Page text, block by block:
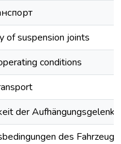
of suspension joints
conditions
der Aufhängungsgelenke
des Fahrzeugs